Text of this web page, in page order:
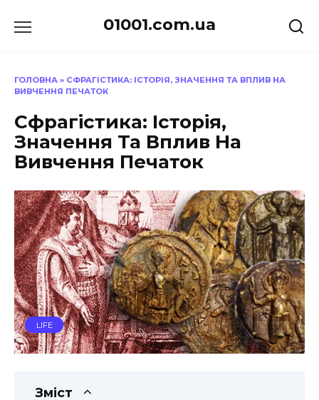
до
01001.com.ua
ГОЛОВНА » СФРАГІСТИКА: ІСТОРІЯ, ЗНАЧЕННЯ ТА ВПЛИВ НА
ВИВЧЕННЯ ПЕЧАТОК
Сфрагістика: Історія,
Значення Та Вплив На
Вивчення Печаток
LIFE
Зміст